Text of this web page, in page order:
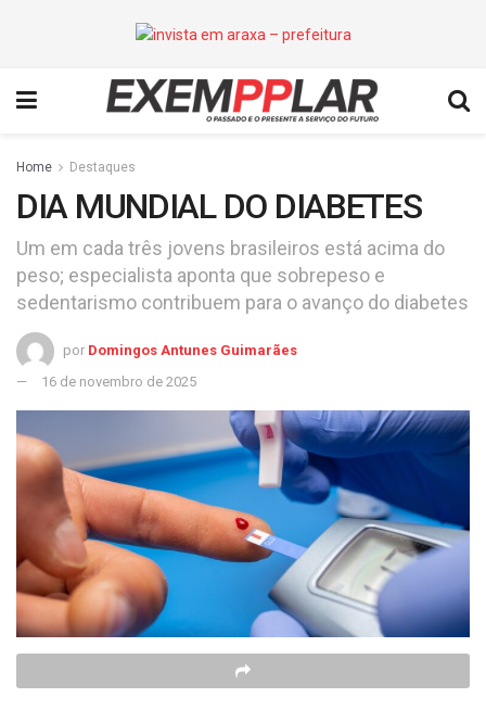
Home Destaques
DIA MUNDIAL DO DIABETES
Um em cada três jovens brasileiros está acima do
peso; especialista aponta que sobrepeso e
sedentarismo contribuem para o avanço do diabetes
por Domingos Antunes Guimarães
16 de novembro de 2025